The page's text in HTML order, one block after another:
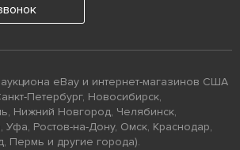
eBay и интернет-магазинов США
Петербург, Новосибирск,
Нижний Новгород, Челябинск,
Уфа, Ростов-на-Дону, Омск, Краснодар,
Пермь и другие города).